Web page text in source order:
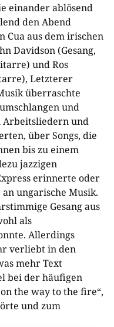
einander ablösend
den Abend
Cua aus dem irischen
Davidson (Gesang,
und Ros
Letzterer
überraschte
und
Arbeitsliedern und
über Songs, die
bis zu einem
jazzigen
erinnerte oder
an ungarische Musik.
Gesang aus
als
Allerdings
verliebt in den
mehr Text
bei der häufigen
the way to the fire“,
und zum